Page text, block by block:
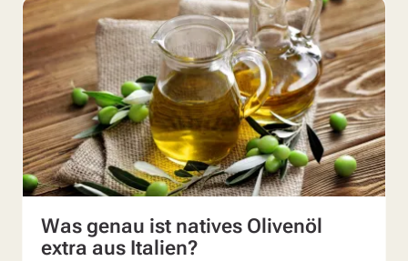
Was genau ist natives Olivenöl
extra aus Italien?